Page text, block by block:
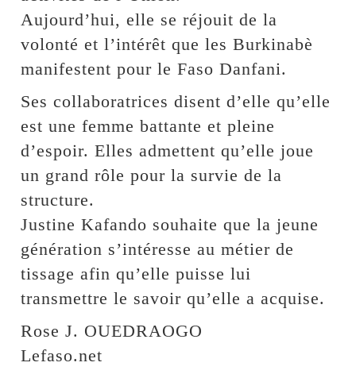
Aujourd’hui, elle se réjouit de la
volonté et l’intérêt que les Burkinabè
manifestent pour le Faso Danfani.
Ses collaboratrices disent d’elle qu’elle
est une femme battante et pleine
d’espoir. Elles admettent qu’elle joue
un grand rôle pour la survie de la
structure.
Justine Kafando souhaite que la jeune
génération s’intéresse au métier de
tissage afin qu’elle puisse lui
transmettre le savoir qu’elle a acquise.
Rose J. OUEDRAOGO
Lefaso.net